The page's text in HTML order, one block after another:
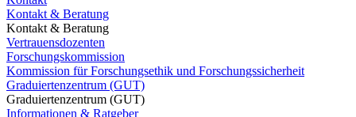
Kontakt & Beratung
Kontakt & Beratung
Vertrauensdozenten
Forschungskommission
Kommission für Forschungsethik und Forschungssicherheit
Graduiertenzentrum (GUT)
Graduiertenzentrum (GUT)
Informationen & Ratgeber